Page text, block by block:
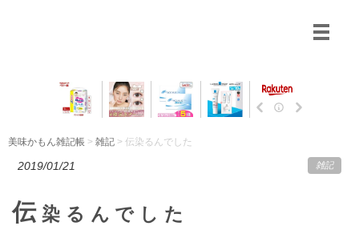
美味かもん雑記帳 > 雑記 > 伝染るんでした
2019/01/21 雑記
伝 染るんでした